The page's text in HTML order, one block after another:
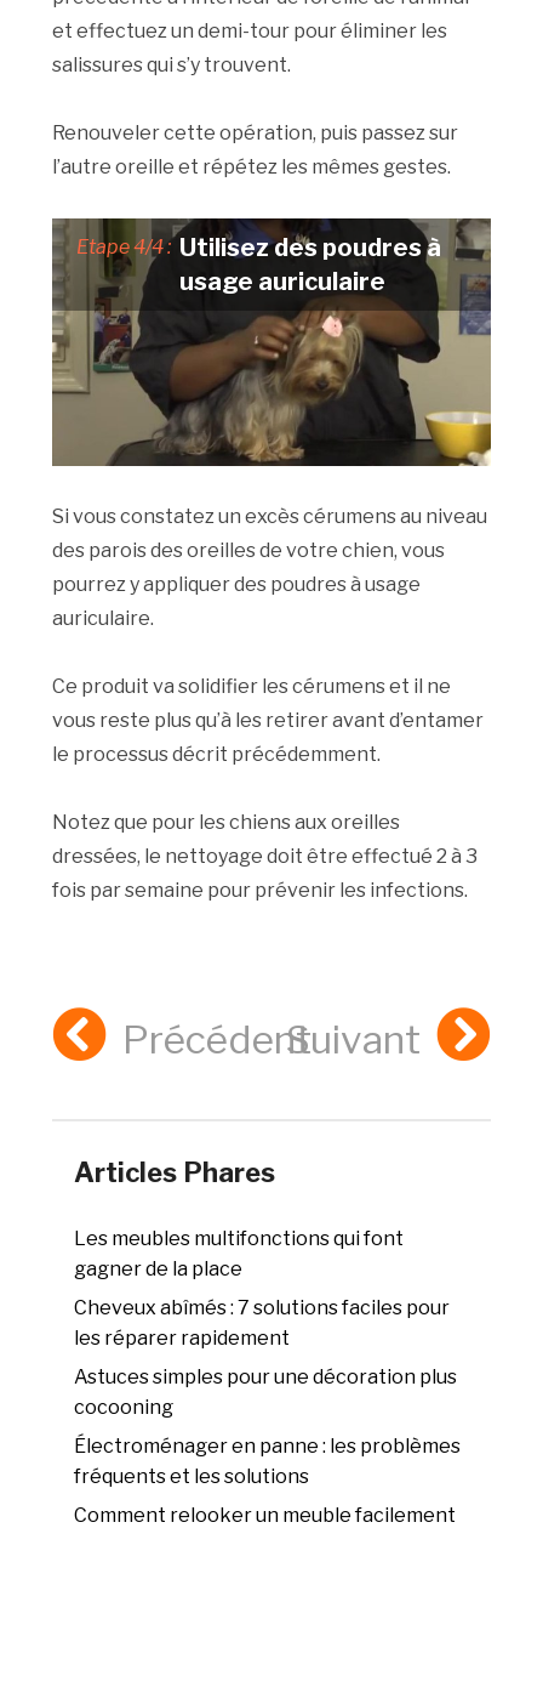
et effectuez un demi-tour pour éliminer les
salissures qui s’y trouvent.
Renouveler cette opération, puis passez sur
l’autre oreille et répétez les mêmes gestes.
Etape 4/4 : Utilisez des poudres à
usage auriculaire
Si vous constatez un excès cérumens au niveau
des parois des oreilles de votre chien, vous
pourrez y appliquer des poudres à usage
auriculaire.
Ce produit va solidifier les cérumens et il ne
vous reste plus qu’à les retirer avant d’entamer
le processus décrit précédemment.
Notez que pour les chiens aux oreilles
dressées, le nettoyage doit être effectué 2 à 3
fois par semaine pour prévenir les infections.
PrécédentSuivant
Articles Phares
Les meubles multifonctions qui font
gagner de la place
Cheveux abîmés : 7 solutions faciles pour
les réparer rapidement
Astuces simples pour une décoration plus
cocooning
Électroménager en panne : les problèmes
fréquents et les solutions
Comment relooker un meuble facilement